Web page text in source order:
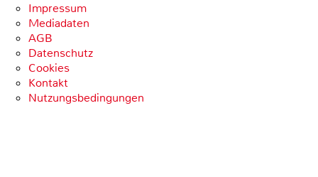
Impressum
Mediadaten
AGB
Datenschutz
Cookies
Kontakt
Nutzungsbedingungen